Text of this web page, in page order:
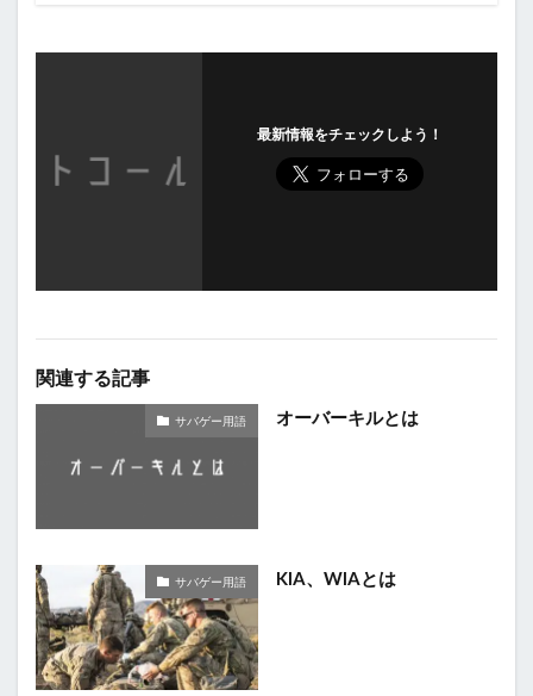
最新情報をチェックしよう！
関連する記事
サバゲー用語 オーバーキルとは
サバゲー用語 KIA、WIAとは